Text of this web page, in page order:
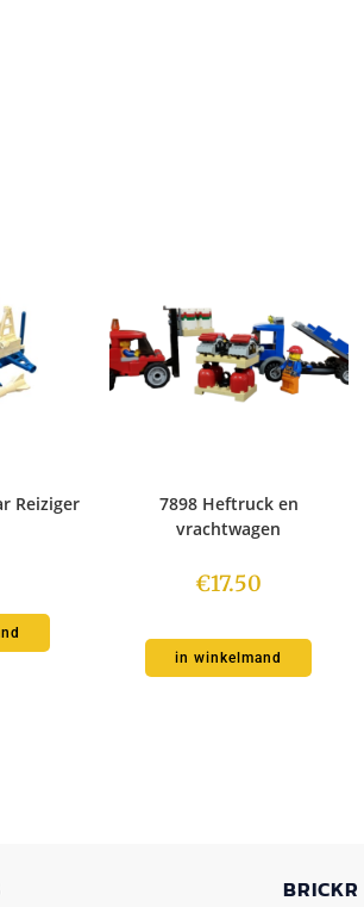
Reiziger
7898 Heftruck en
vrachtwagen
€17.50
in winkelmand
BRICKR